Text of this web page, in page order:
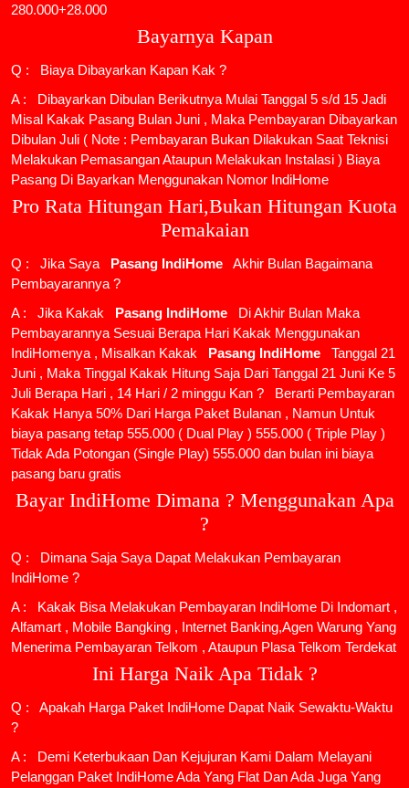
280.000+28.000
Bayarnya Kapan
Q : Biaya Dibayarkan Kapan Kak ?
A : Dibayarkan Dibulan Berikutnya Mulai Tanggal 5 s/d 15 Jadi
Misal Kakak Pasang Bulan Juni , Maka Pembayaran Dibayarkan
Dibulan Juli ( Note : Pembayaran Bukan Dilakukan Saat Teknisi
Melakukan Pemasangan Ataupun Melakukan Instalasi ) Biaya
Pasang Di Bayarkan Menggunakan Nomor IndiHome
Pro Rata Hitungan Hari,Bukan Hitungan Kuota
Pemakaian
Q : Jika Saya Pasang IndiHome
Akhir Bulan Bagaimana
Pembayarannya ?
A : Jika Kakak
Pasang IndiHome
Di Akhir Bulan Maka
Pembayarannya Sesuai Berapa Hari Kakak Menggunakan
IndiHomenya , Misalkan Kakak
Pasang IndiHome
Tanggal 21
Juni , Maka Tinggal Kakak Hitung Saja Dari Tanggal 21 Juni Ke 5
Juli Berapa Hari , 14 Hari / 2 minggu Kan ? Berarti Pembayaran
Kakak Hanya 50% Dari Harga Paket Bulanan , Namun Untuk
biaya pasang tetap 555.000 ( Dual Play ) 555.000 ( Triple Play )
Tidak Ada Potongan (Single Play) 555.000 dan bulan ini biaya
pasang baru gratis
Bayar IndiHome Dimana ? Menggunakan Apa
?
Q : Dimana Saja Saya Dapat Melakukan Pembayaran
IndiHome ?
A : Kakak Bisa Melakukan Pembayaran IndiHome Di Indomart ,
Alfamart , Mobile Bangking , Internet Banking,Agen Warung Yang
Menerima Pembayaran Telkom , Ataupun Plasa Telkom Terdekat
Ini Harga Naik Apa Tidak ?
Q : Apakah Harga Paket IndiHome Dapat Naik Sewaktu-Waktu
?
A : Demi Keterbukaan Dan Kejujuran Kami Dalam Melayani
Pelanggan Paket IndiHome Ada Yang Flat Dan Ada Juga Yang